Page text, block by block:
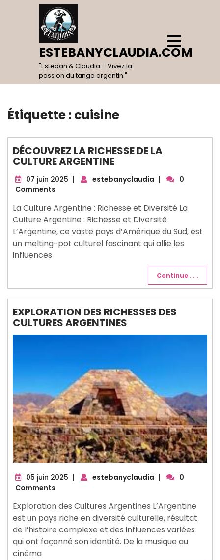
ESTEBANYCLAUDIA.COM
"Esteban & Claudia – Vivez la
passion du tango argentin."
Open
Menu
Étiquette : cuisine
DÉCOUVREZ LA RICHESSE DE LA
CULTURE ARGENTINE
07 juin 2025 07
| estebanyclaudia |
0
Comments
La Culture Argentine : Richesse et Diversité La
Culture Argentine : Richesse et Diversité
L’Argentine, ce vaste pays d’Amérique du Sud, est
un melting-pot culturel fascinant qui allie les
influences
Continue . . .
EXPLORATION DES RICHESSES DES
CULTURES ARGENTINES
05 juin 2025 05
| estebanyclaudia |
0
Comments
Exploration des Cultures Argentines L’Argentine
est un pays riche en diversité culturelle, résultat
de l’histoire complexe et des influences variées
qui ont façonné son identité. De la musique au
cinéma